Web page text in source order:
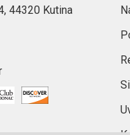
44320 Kutina